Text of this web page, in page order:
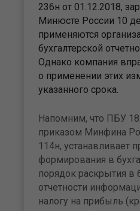
236н от 01.12.2018,
Минюсте России 10
применяются
бухгалтерской
Однако компания
о применении этих
указанного срока.
Напомним, что ПБУ
приказом Минфина
114н, устанавливает
формирования в
порядок раскрытия в
отчетности
налогу на прибыль